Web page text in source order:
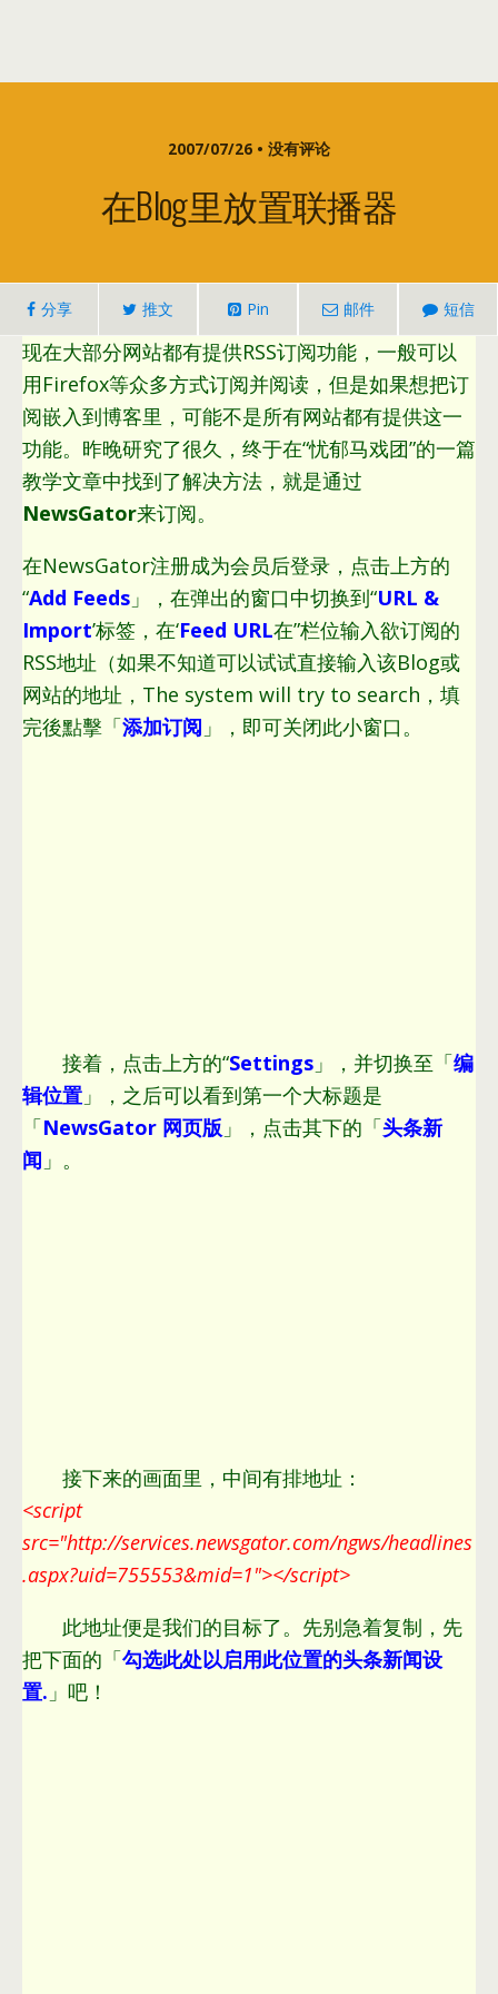
2007/07/26 • 没有评论
在Blog里放置联播器
分享 推文 Pin 邮件 短信
现在大部分网站都有提供RSS订阅功能，一般可以
用Firefox等众多方式订阅并阅读，但是如果想把订
阅嵌入到博客里，可能不是所有网站都有提供这一
功能。昨晚研究了很久，终于在“忧郁马戏团”的一篇
教学文章中找到了解决方法，就是通过
NewsGator来订阅。
在NewsGator注册成为会员后登录，点击上方的
“Add Feeds 」，在弹出的窗口中切换到“URL &
Import’标签，在‘Feed URL在”栏位输入欲订阅的
RSS地址（如果不知道可以试试直接输入该Blog或
网站的地址，The system will try to search，填
完後點擊「添加订阅 」，即可关闭此小窗口。
接着，点击上方的“Settings 」，并切换至「编
辑位置 」，之后可以看到第一个大标题是
「NewsGator 网页版 」，点击其下的「头条新
闻 」。
接下来的画面里，中间有排地址：
<script
src="http://services.newsgator.com/ngws/headlines
.aspx?uid=755553&mid=1"></script>
此地址便是我们的目标了。先别急着复制，先
把下面的「勾选此处以启用此位置的头条新闻设
置. 」吧！